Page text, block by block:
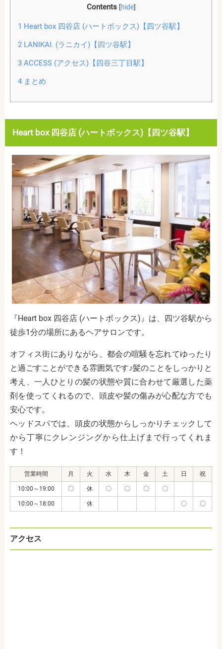
Contents [hide]
1 Heart box 四谷店 (ハートボックス)【四ツ谷駅】
2LANIKAI. (ラニカイ)【四ツ谷駅】
3ACCESS (アクセス)【四谷三丁目駅】
4まとめ
Heart box 四谷店 (ハートボックス)【四ツ谷駅】
『Heart box 四谷店 (ハートボックス)』は、四ツ谷駅から
徒歩1分の場所にあるヘアサロンです。
オフィス街にありながら、都会の喧騒を忘れてゆったり
と過ごすことができる雰囲気です♪髪のことをしっかりと
考え、一人ひとりの髪の状態や質に合わせて厳選した薬
剤を使ってくれるので、頭皮や髪の傷みが心配な方でも
安心です。
ヘッドスパでは、頭皮の状態からしっかりチェックして
から丁寧にクレンジングから仕上げまで行ってくれま
す！
営業時間 月 火 水 木 金 土 日 祝
10:00～19:00 〇 休 〇 〇 〇 〇
10:00～18:00 休 〇 〇
アクセス